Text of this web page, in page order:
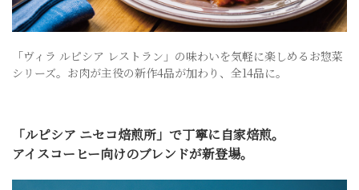
「ヴィラ ルピシア レストラン」の味わいを気軽に楽しめるお惣菜
シリーズ。お肉が主役の新作4品が加わり、全14品に。
「ルピシア ニセコ焙煎所」で丁寧に自家焙煎。
アイスコーヒー向けのブレンドが新登場。